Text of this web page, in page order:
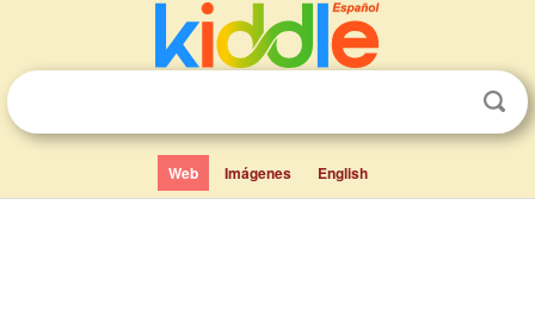
Web Imágenes English